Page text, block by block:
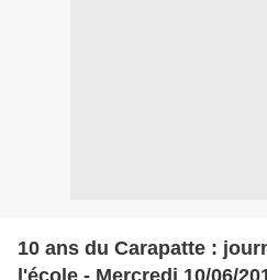
10 ans du Carapatte :
l'école - Mercredi 10/06/